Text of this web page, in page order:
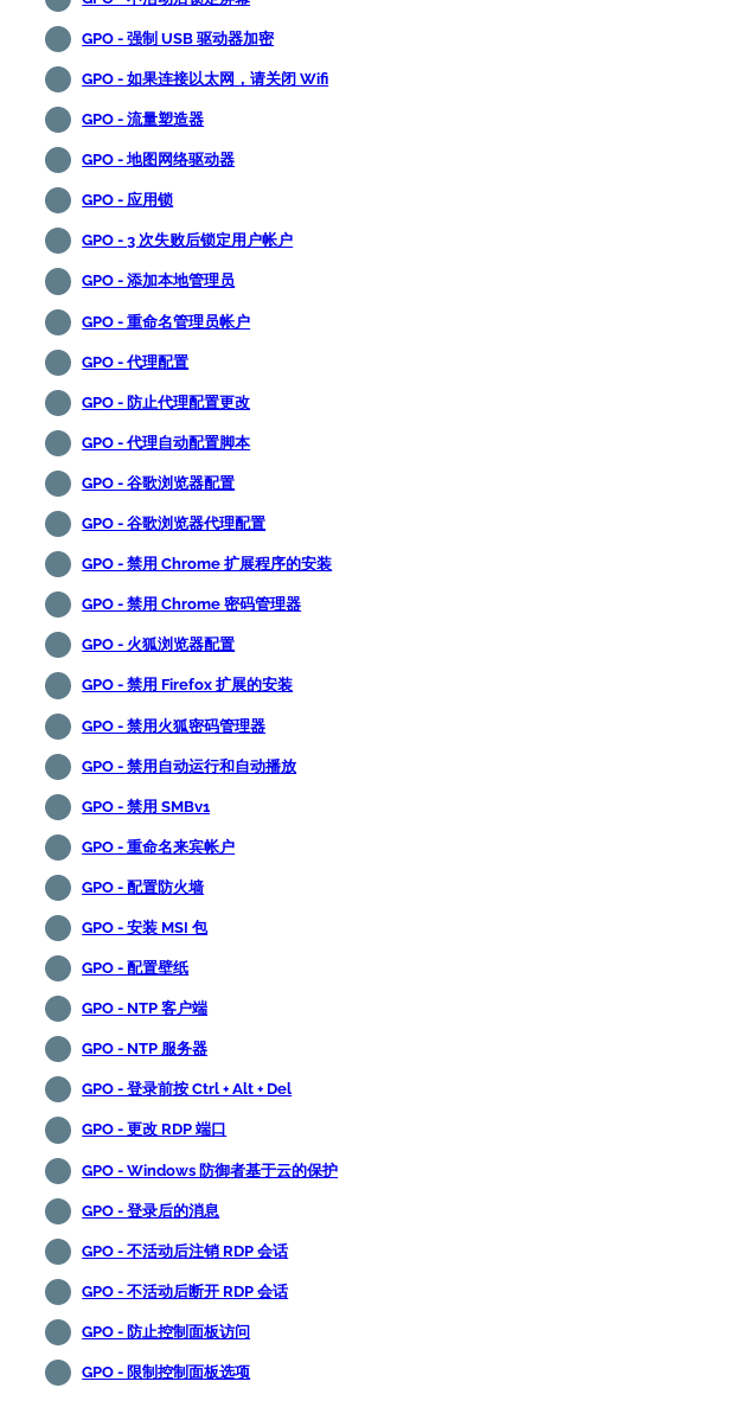
GPO - 强制 USB 驱动器加密
GPO - 如果连接以太网，请关闭 Wifi
GPO - 流量塑造器
GPO - 地图网络驱动器
GPO - 应用锁
GPO - 3 次失败后锁定用户帐户
GPO - 添加本地管理员
GPO - 重命名管理员帐户
GPO - 代理配置
GPO - 防止代理配置更改
GPO - 代理自动配置脚本
GPO - 谷歌浏览器配置
GPO - 谷歌浏览器代理配置
GPO - 禁用 Chrome 扩展程序的安装
GPO - 禁用 Chrome 密码管理器
GPO - 火狐浏览器配置
GPO - 禁用 Firefox 扩展的安装
GPO - 禁用火狐密码管理器
GPO - 禁用自动运行和自动播放
GPO - 禁用 SMBv1
GPO - 重命名来宾帐户
GPO - 配置防火墙
GPO - 安装 MSI 包
GPO - 配置壁纸
GPO - NTP 客户端
GPO - NTP 服务器
GPO - 登录前按 Ctrl + Alt + Del
GPO - 更改 RDP 端口
GPO - Windows 防御者基于云的保护
GPO - 登录后的消息
GPO - 不活动后注销 RDP 会话
GPO - 不活动后断开 RDP 会话
GPO - 防止控制面板访问
GPO - 限制控制面板选项